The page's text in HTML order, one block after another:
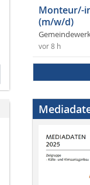
Monteur/-
(m/w/d)
vor 8 h